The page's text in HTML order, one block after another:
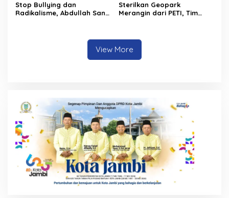
Stop Bullying dan
Radikalisme, Abdullah Sani
Sterilkan Geopark
Merangin dari PETI, Tim
View More